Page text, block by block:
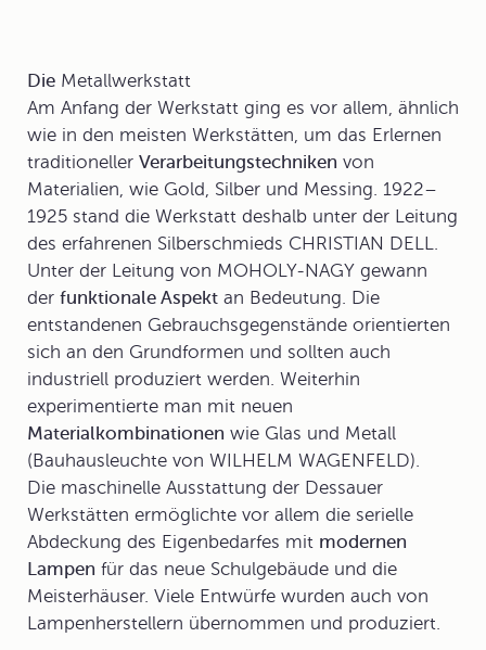
Die Metallwerkstatt
Am Anfang der Werkstatt ging es vor allem, ähnlich
wie in den meisten Werkstätten, um das Erlernen
traditioneller Verarbeitungstechniken von
Materialien, wie Gold, Silber und Messing. 1922–
1925 stand die Werkstatt deshalb unter der Leitung
des erfahrenen Silberschmieds CHRISTIAN DELL.
Unter der Leitung von MOHOLY-NAGY gewann
der funktionale Aspekt an Bedeutung. Die
entstandenen Gebrauchsgegenstände orientierten
sich an den Grundformen und sollten auch
industriell produziert werden. Weiterhin
experimentierte man mit neuen
Materialkombinationen wie Glas und Metall
(Bauhausleuchte von WILHELM WAGENFELD).
Die maschinelle Ausstattung der Dessauer
Werkstätten ermöglichte vor allem die serielle
Abdeckung des Eigenbedarfes mit modernen
Lampen für das neue Schulgebäude und die
Meisterhäuser. Viele Entwürfe wurden auch von
Lampenherstellern übernommen und produziert.